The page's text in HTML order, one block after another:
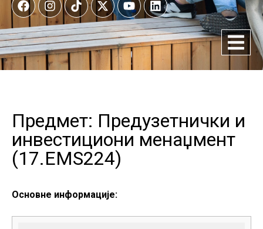
Предмет: Предузетнички и
инвестициони менаџмент
(17.EMS224)
Основне информације: